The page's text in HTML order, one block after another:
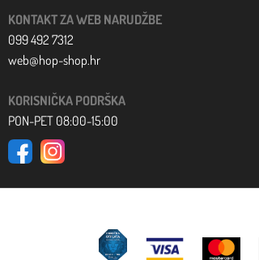
KONTAKT ZA WEB NARUDŽBE
099 492 7312
web@hop-shop.hr
KORISNIČKA PODRŠKA
PON-PET 08:00-15:00